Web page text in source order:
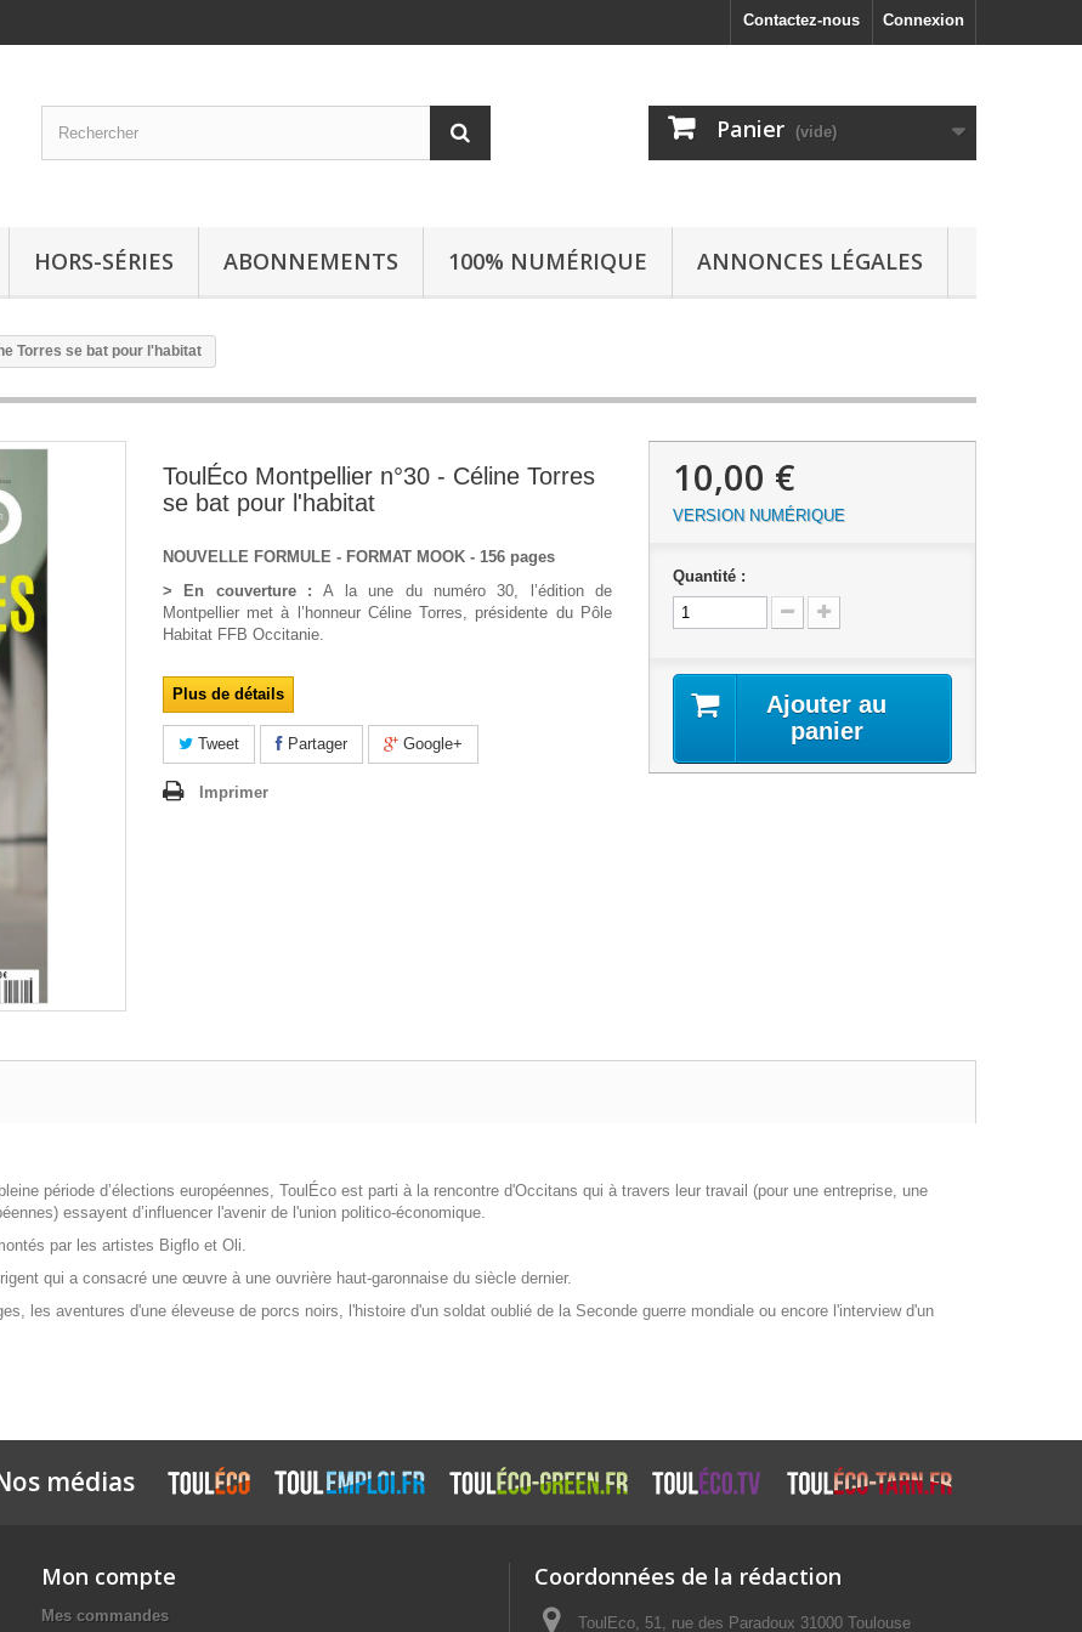
Connexion
Contactez-nous
Panier (vide)
HORS-SÉRIES ABONNEMENTS 100% NUMÉRIQUE ANNONCES LÉGALES
Torres se bat pour l'habitat
ToulÉco Montpellier n°30 - Céline Torres
se bat pour l'habitat
NOUVELLE FORMULE - FORMAT MOOK - 156 pages
> En couverture : A la une du numéro 30, l ’édition de
Montpellier met à l’honneur Céline Torres, présidente du Pôle
Habitat FFB Occitanie.
Plus de détails
Tweet Partager Google+
Imprimer
10,00 €
VERSION NUMÉRIQUE
Quantité :
Ajouter au
panier
période d’élections européennes, ToulÉco est parti à la rencontre d'Occitans qui à travers leur travail (pour une entreprise, une
essayent d’influencer l'avenir de l'union politico-économique.
par les artistes Bigflo et Oli.
qui a consacré une œuvre à une ouvrière haut-garonnaise du siècle dernier.
les aventures d'une éleveuse de porcs noirs, l'histoire d'un soldat oublié de la Seconde guerre mondiale ou encore l'interview d'un
médias
Mon compte
Mes commandes
Coordonnées de la rédaction
ToulEco, 51, rue des Paradoux 31000 Toulouse